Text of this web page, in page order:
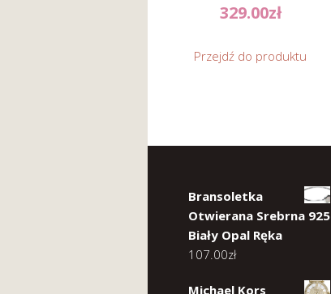
329.00zł
Przejdź do produktu
Bransoletka
Otwierana Srebrna 925
Biały Opal Ręka
107.00zł
Michael Kors